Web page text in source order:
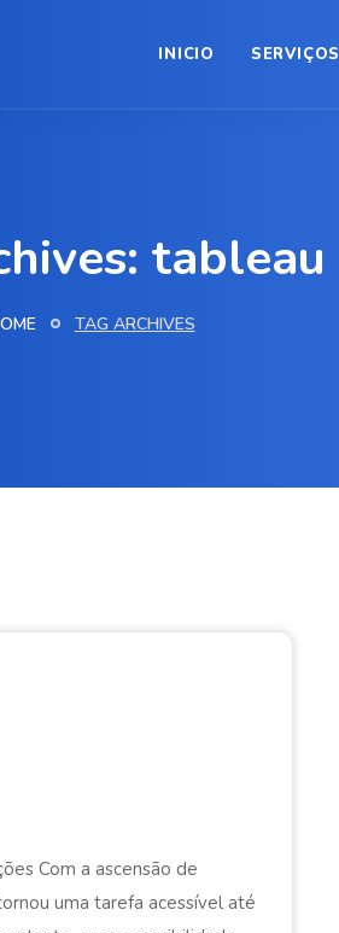
INICIO SERVIÇOS
tableau
TAG ARCHIVES
Com a ascensão de
uma tarefa acessível até